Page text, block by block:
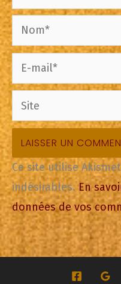
Nom*
E-
mail*
Site
Ce site utilise
indésirables.En
données de vos